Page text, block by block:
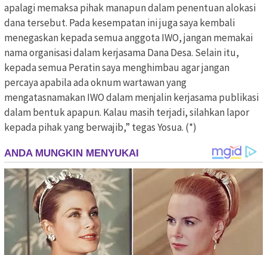
apalagi memaksa pihak manapun dalam penentuan alokasi
dana tersebut. Pada kesempatan ini juga saya kembali
menegaskan kepada semua anggota IWO, jangan memakai
nama organisasi dalam kerjasama Dana Desa. Selain itu,
kepada semua Peratin saya menghimbau agar jangan
percaya apabila ada oknum wartawan yang
mengatasnamakan IWO dalam menjalin kerjasama publikasi
dalam bentuk apapun. Kalau masih terjadi, silahkan lapor
kepada pihak yang berwajib,” tegas Yosua. (*)